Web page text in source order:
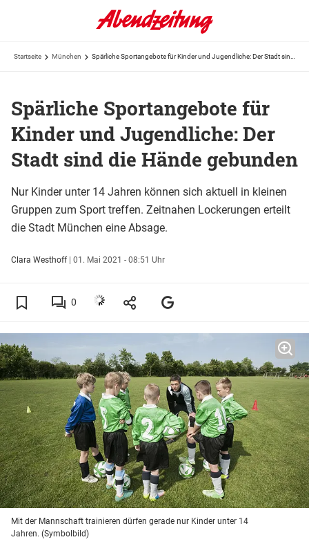
Startseite München
Spärliche Sportangebote für
Kinder und Jugendliche: Der
Stadt sind die Hände gebunden
Nur Kinder unter 14 Jahren können sich aktuell in kleinen
Gruppen zum Sport treffen. Zeitnahen Lockerungen erteilt
die Stadt München eine Absage.
Clara Westhoff | 01. Mai 2021 - 08:51 Uhr
0
Mit der Mannschaft trainieren dürfen gerade nur Kinder unter 14
Jahren. (Symbolbild)